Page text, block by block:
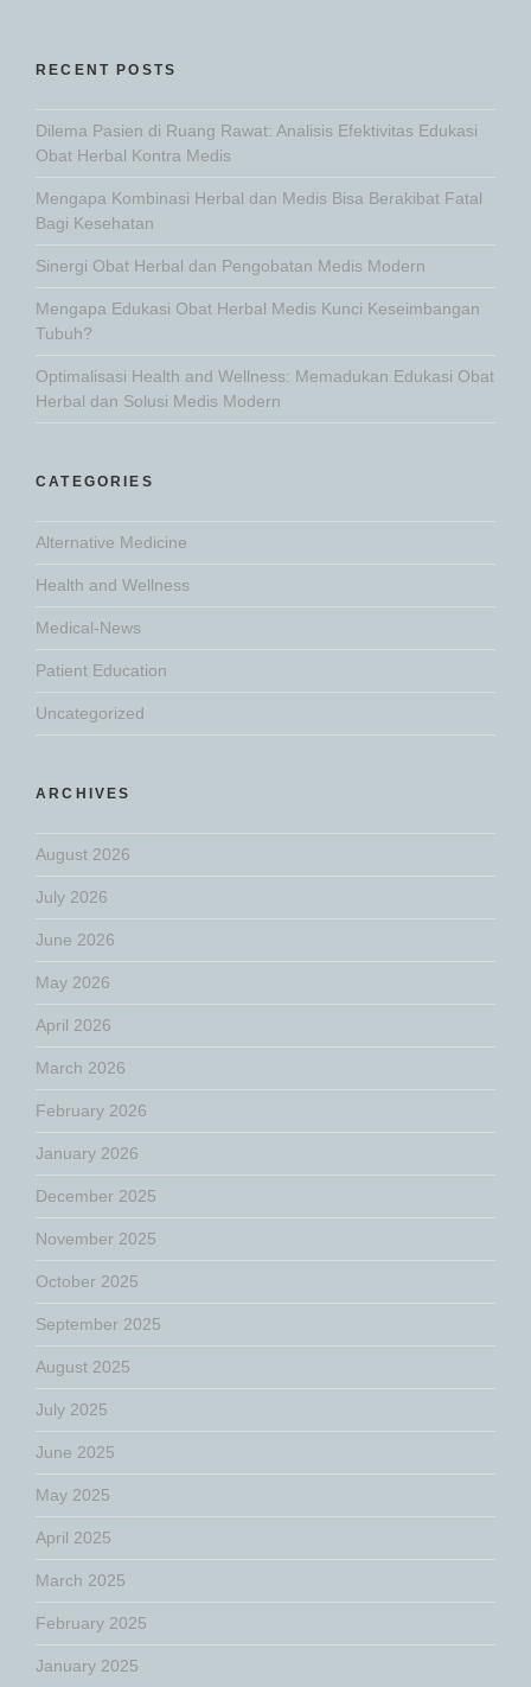
RECENT POSTS
Dilema Pasien di Ruang Rawat: Analisis Efektivitas Edukasi
Obat Herbal Kontra Medis
Mengapa Kombinasi Herbal dan Medis Bisa Berakibat Fatal
Bagi Kesehatan
Sinergi Obat Herbal dan Pengobatan Medis Modern
Mengapa Edukasi Obat Herbal Medis Kunci Keseimbangan
Tubuh?
Optimalisasi Health and Wellness: Memadukan Edukasi Obat
Herbal dan Solusi Medis Modern
CATEGORIES
Alternative Medicine
Health and Wellness
Medical-News
Patient Education
Uncategorized
ARCHIVES
August 2026
July 2026
June 2026
May 2026
April 2026
March 2026
February 2026
January 2026
December 2025
November 2025
October 2025
September 2025
August 2025
July 2025
June 2025
May 2025
April 2025
March 2025
February 2025
January 2025